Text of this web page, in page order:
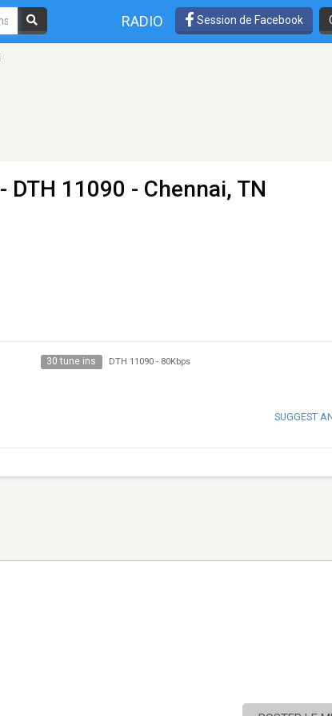
RADIO Session de Facebook
- DTH 11090 - Chennai, TN
30 tune ins DTH 11090- 80Kbps
SUGGEST